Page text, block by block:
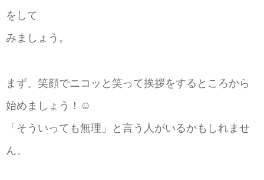
をして
みましょう。
まず、笑顔でニコッと笑って挨拶をするところから
始めましょう！☺
「そういっても無理」と言う人がいるかもしれませ
ん。